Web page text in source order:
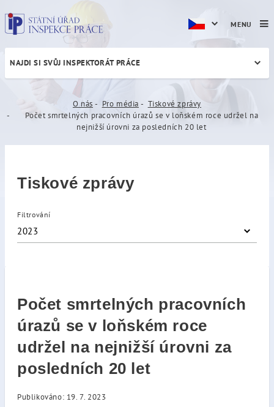
Počet smrtelných
NAJDI SI SVŮJ INSPEKTORÁT PRÁCE
O nás Pro média
Tiskové zprávy
Počet smrtelných pracovních úrazů se v loňském roce udržel na
nejnižší úrovni za posledních 20 let
Tiskové zprávy
Filtrování
2023
Počet smrtelných pracovních
úrazů se v loňském roce
udržel na nejnižší úrovni za
posledních 20 let
Publikováno: 19. 7. 2023
MENU